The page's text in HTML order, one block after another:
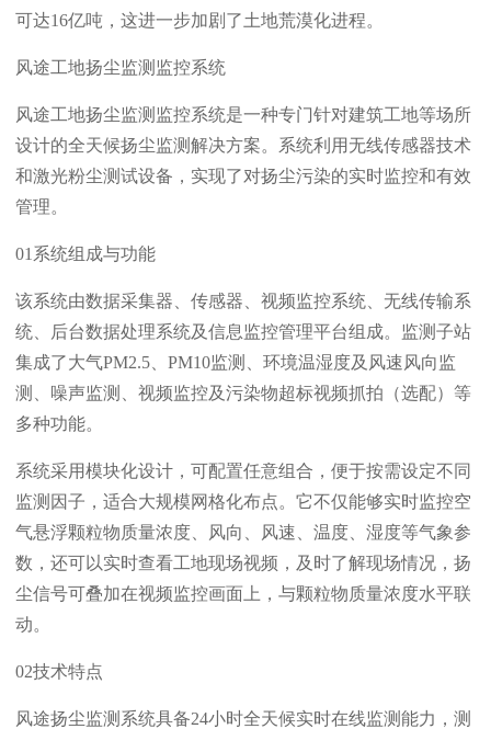
可达16亿吨，这进一步加剧了土地荒漠化进程。
风途工地扬尘监测监控系统
风途工地扬尘监测监控系统是一种专门针对建筑工地等场所
设计的全天候扬尘监测解决方案。系统利用无线传感器技术
和激光粉尘测试设备，实现了对扬尘污染的实时监控和有效
管理。
01系统组成与功能
该系统由数据采集器、传感器、视频监控系统、无线传输系
统、后台数据处理系统及信息监控管理平台组成。监测子站
集成了大气PM2.5、PM10监测、环境温湿度及风速风向监
测、噪声监测、视频监控及污染物超标视频抓拍（选配）等
多种功能。
系统采用模块化设计，可配置任意组合，便于按需设定不同
监测因子，适合大规模网格化布点。它不仅能够实时监控空
气悬浮颗粒物质量浓度、风向、风速、温度、湿度等气象参
数，还可以实时查看工地现场视频，及时了解现场情况，扬
尘信号可叠加在视频监控画面上，与颗粒物质量浓度水平联
动。
02技术特点
风途扬尘监测系统具备24小时全天候实时在线监测能力，测